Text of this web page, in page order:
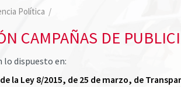
Política /
CAMPAÑAS DE
dispuesto en:
la Ley 8/2015, de 25 de marzo, de